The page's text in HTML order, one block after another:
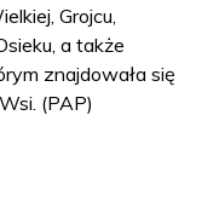
Grojcu,
a także
znajdowała się
(PAP)